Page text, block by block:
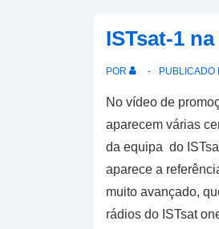
no
Espaço
ISTsat-1
POR PUBLICADO
No vídeo de
aparecem várias
da equipa do
aparece a
muito avançado,
rádios do ISTsat